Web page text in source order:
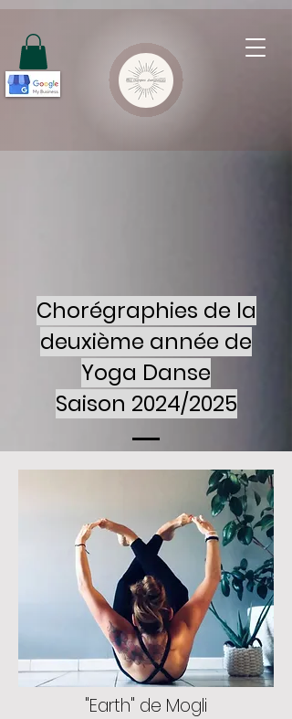
Chorégraphies de la
deuxième année de
Yoga Danse
Saison 2024/2025
"Earth" de Mogli